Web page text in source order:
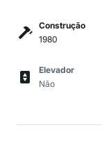
Construção
1980
Elevador
Não